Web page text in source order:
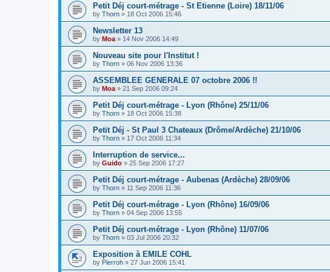
Petit Déj court-métrage - St Etienne (Loire) 18/11/06
by Thorn » 18 Oct 2006 15:46
Newsletter 13
by Moa » 14 Nov 2006 14:49
Nouveau site pour l'Institut !
by Thorn » 06 Nov 2006 13:36
ASSEMBLEE GENERALE 07 octobre 2006 !!
by Moa » 21 Sep 2006 09:24
Petit Déj court-métrage - Lyon (Rhône) 25/11/06
by Thorn » 18 Oct 2006 15:38
Petit Déj - St Paul 3 Chateaux (Drôme/Ardèche) 21/10/06
by Thorn » 17 Oct 2006 11:34
Interruption de service...
by Guido » 25 Sep 2006 17:27
Petit Déj court-métrage - Aubenas (Ardèche) 28/09/06
by Thorn » 11 Sep 2006 11:36
Petit Déj court-métrage - Lyon (Rhône) 16/09/06
by Thorn » 04 Sep 2006 13:55
Petit Déj court-métrage - Lyon (Rhône) 11/07/06
by Thorn » 03 Jul 2006 20:32
Exposition à EMILE COHL
by Pierroh » 27 Jun 2006 15:41